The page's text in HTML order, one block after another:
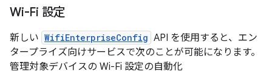
Wi-Fi 設定
新しい WifiEnterpriseConfig API を使用すると、エン
タープライズ向けサービスで次のことが可能になります。
管理対象デバイスの Wi-Fi 設定の自動化